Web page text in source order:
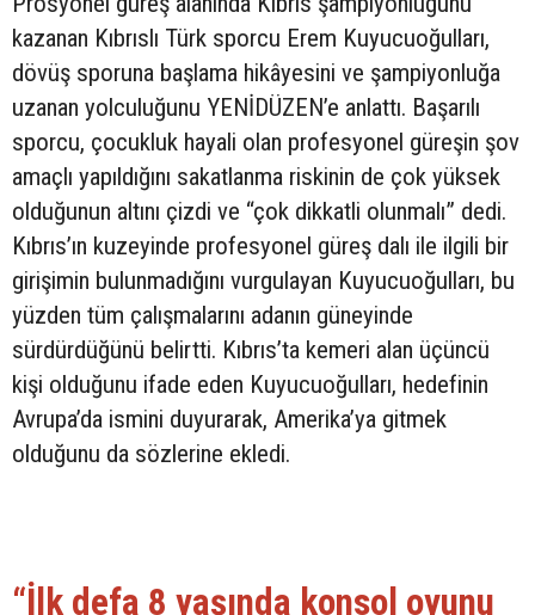
kazanan Kıbrıslı Türk sporcu Erem Kuyucuoğulları,
dövüş sporuna başlama hikâyesini ve şampiyonluğa
uzanan yolculuğunu YENİDÜZEN’e anlattı. Başarılı
sporcu, çocukluk hayali olan profesyonel güreşin şov
amaçlı yapıldığını sakatlanma riskinin de çok yüksek
olduğunun altını çizdi ve “çok dikkatli olunmalı” dedi.
Kıbrıs’ın kuzeyinde profesyonel güreş dalı ile ilgili bir
girişimin bulunmadığını vurgulayan Kuyucuoğulları, bu
yüzden tüm çalışmalarını adanın güneyinde
sürdürdüğünü belirtti. Kıbrıs’ta kemeri alan üçüncü
kişi olduğunu ifade eden Kuyucuoğulları, hedefinin
Avrupa’da ismini duyurarak, Amerika’ya gitmek
olduğunu da sözlerine ekledi.
“İlk defa 8 yaşında konsol oyunu